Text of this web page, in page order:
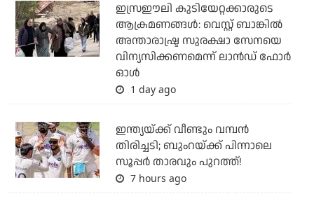
ഇസ്രഈലി കുടിയേറ്റക്കാരുടെ
ആക്രമണങ്ങള്‍: വെസ്റ്റ് ബാങ്കില്‍
അന്താരാഷ്ട്ര സുരക്ഷാ സേനയെ
വിന്യസിക്കണമെന്ന് ലാന്‍ഡ് ഫോര്‍
ഓള്‍
1 day ago
ഇന്ത്യയ്ക്ക് വീണ്ടും വമ്പന്‍
തിരിച്ചടി; ബുംറയ്ക്ക് പിന്നാലെ
സൂപ്പര്‍ താരവും പുറത്ത്!
7 hours ago